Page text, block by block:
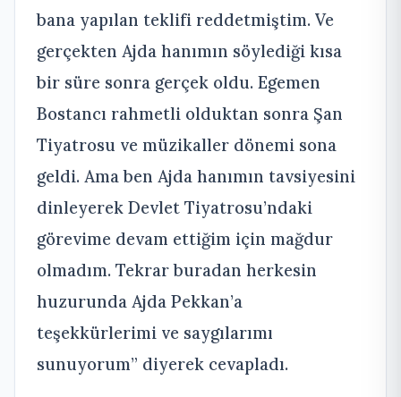
bana yapılan teklifi reddetmiştim. Ve
gerçekten Ajda hanımın söylediği kısa
bir süre sonra gerçek oldu. Egemen
Bostancı rahmetli olduktan sonra Şan
Tiyatrosu ve müzikaller dönemi sona
geldi. Ama ben Ajda hanımın tavsiyesini
dinleyerek Devlet Tiyatrosu’ndaki
görevime devam ettiğim için mağdur
olmadım. Tekrar buradan herkesin
huzurunda Ajda Pekkan’a
teşekkürlerimi ve saygılarımı
sunuyorum” diyerek cevapladı.